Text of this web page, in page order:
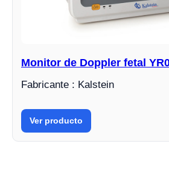
Monitor de Doppler fetal
Fabricante : Kalstein
Ver producto